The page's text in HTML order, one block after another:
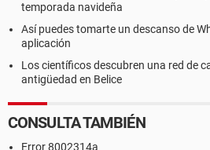
temporada navideña
Así puedes tomarte un descanso de
aplicación
Los científicos descubren una red de
antigüedad en Belice
CONSULTA TAMBIÉN
Error 8002314a